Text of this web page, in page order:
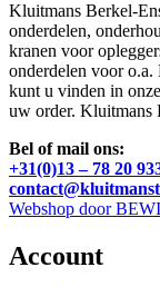
Kluitmans Berkel-
onderdelen,
kranen voor
onderdelen voor
kunt u vinden in
uw order. Kluitmans
Bel of mail ons:
+31(0)13 – 78 20
Webshop door
Account